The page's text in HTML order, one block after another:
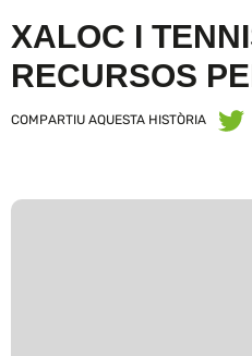
XALOC I
RECURSOS
COMPARTIU AQUESTA HISTÒRIA